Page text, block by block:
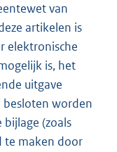
van
artikelen is
elektronische
is, het
uitgave
worden
(zoals
te maken door